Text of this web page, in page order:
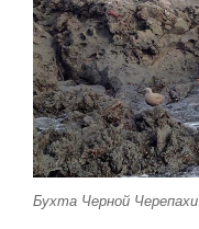
Бухта Черной Черепахи